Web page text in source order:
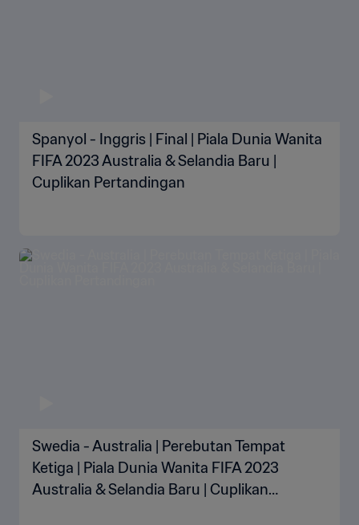
Spanyol - Inggris | Final | Piala Dunia Wanita
FIFA 2023 Australia & Selandia Baru |
Cuplikan Pertandingan
Swedia - Australia | Perebutan Tempat
Ketiga | Piala Dunia Wanita FIFA 2023
Australia & Selandia Baru | Cuplikan